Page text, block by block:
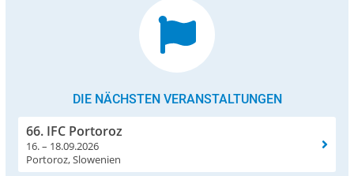
DIE NÄCHSTEN VERANSTALTUNGEN
66. IFC Portoroz
16. – 18.09.2026
Portoroz, Slowenien